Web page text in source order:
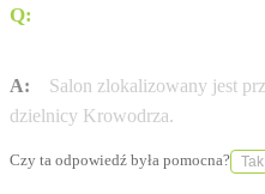
Q:
A:
Salon zlokalizowany jest
dzielnicy Krowodrza.
Czy ta odpowiedź była pomocna? Tak